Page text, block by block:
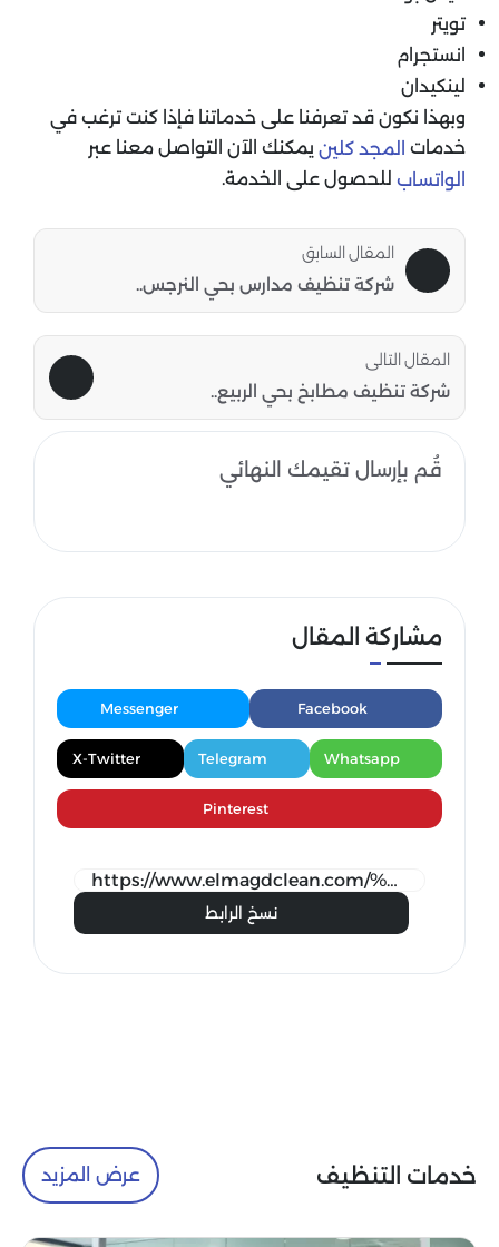
تويتر
انستجرام
لينكيدان
وبهذا نكون قد تعرفنا على خدماتنا فإذا كنت ترغب في
خدمات المجد كلين يمكنك الآن التواصل معنا عبر
الواتساب للحصول على الخدمة.
المقال السابق
شركة تنظيف مدارس بحي النرجس..
المقال التالى
شركة تنظيف مطابخ بحي الربيع..
قُم بإرسال تقيمك النهائي
مشاركة المقال
Facebook
Messenger
Whatsapp
Telegram
X-Twitter
Pinterest
نسخ الرابط
خدمات التنظيف عرض المزيد